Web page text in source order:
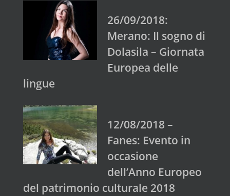
26/09/2018:
Merano: Il sogno di
Dolasila – Giornata
Europea delle
lingue
12/08/2018 –
Fanes: Evento in
occasione
dell’Anno Europeo
del patrimonio culturale 2018